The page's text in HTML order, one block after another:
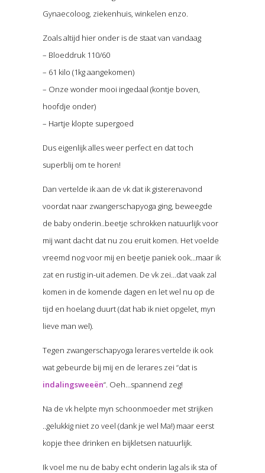
Gynaecoloog, ziekenhuis, winkelen enzo.
Zoals altijd hier onder is de staat van vandaag
– Bloeddruk 110/60
– 61 kilo (1kg aangekomen)
– Onze wonder mooi ingedaal (kontje boven,
hoofdje onder)
– Hartje klopte supergoed
Dus eigenlijk alles weer perfect en dat toch
superblij om te horen!
Dan vertelde ik aan de vk dat ik gisterenavond
voordat naar zwangerschapyoga ging, beweegde
de baby onderin..beetje schrokken natuurlijk voor
mij want dacht dat nu zou eruit komen. Het voelde
vreemd nog voor mij en beetje paniek ook…maar ik
zat en rustig in-uit ademen. De vk zei…dat vaak zal
komen in de komende dagen en let wel nu op de
tijd en hoelang duurt (dat hab ik niet opgelet, myn
lieve man wel).
Tegen zwangerschapyoga lerares vertelde ik ook
wat gebeurde bij mij en de lerares zei “dat is
indalingsweeën“. Oeh…spannend zeg!
Na de vk helpte myn schoonmoeder met strijken
..gelukkig niet zo veel (dank je wel Ma!) maar eerst
kopje thee drinken en bijkletsen natuurlijk.
Ik voel me nu de baby echt onderin lag als ik sta of